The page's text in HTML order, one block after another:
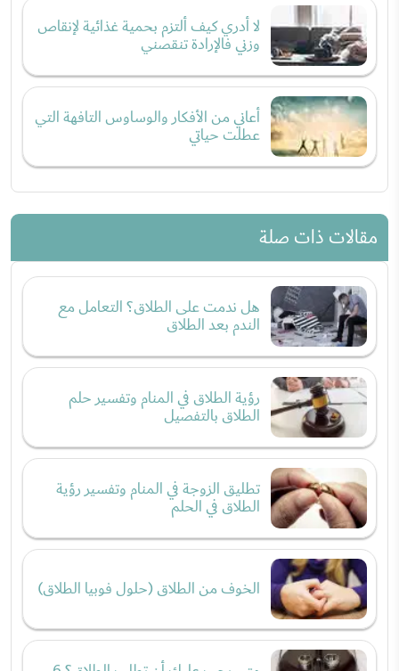
لا أدري كيف ألتزم بحمية غذائية لإنقاص
وزني فالإرادة تنقصني
أعاني من الأفكار والوساوس التافهة التي
عطلت حياتي
مقالات ذات صلة
هل ندمت على الطلاق؟ التعامل مع
الندم بعد الطلاق
رؤية الطلاق في المنام وتفسير حلم
الطلاق بالتفصيل
تطليق الزوجة في المنام وتفسير رؤية
الطلاق في الحلم
الخوف من الطلاق (حلول فوبيا الطلاق)